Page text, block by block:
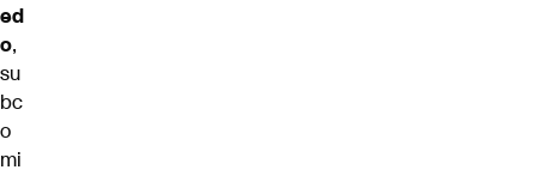
ed
o,
su
bc
o
mi